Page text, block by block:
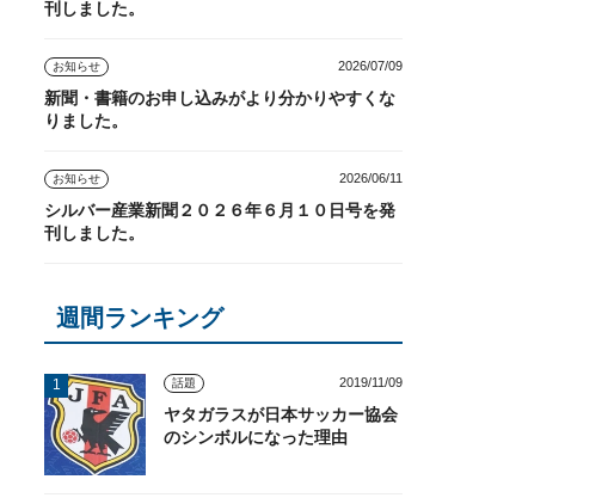
刊しました。
お知らせ 2026/07/09
新聞・書籍のお申し込みがより分かりやすくな
りました。
お知らせ 2026/06/11
シルバー産業新聞２０２６年６月１０日号を発
刊しました。
週間ランキング
話題 2019/11/09
ヤタガラスが日本サッカー協会
のシンボルになった理由